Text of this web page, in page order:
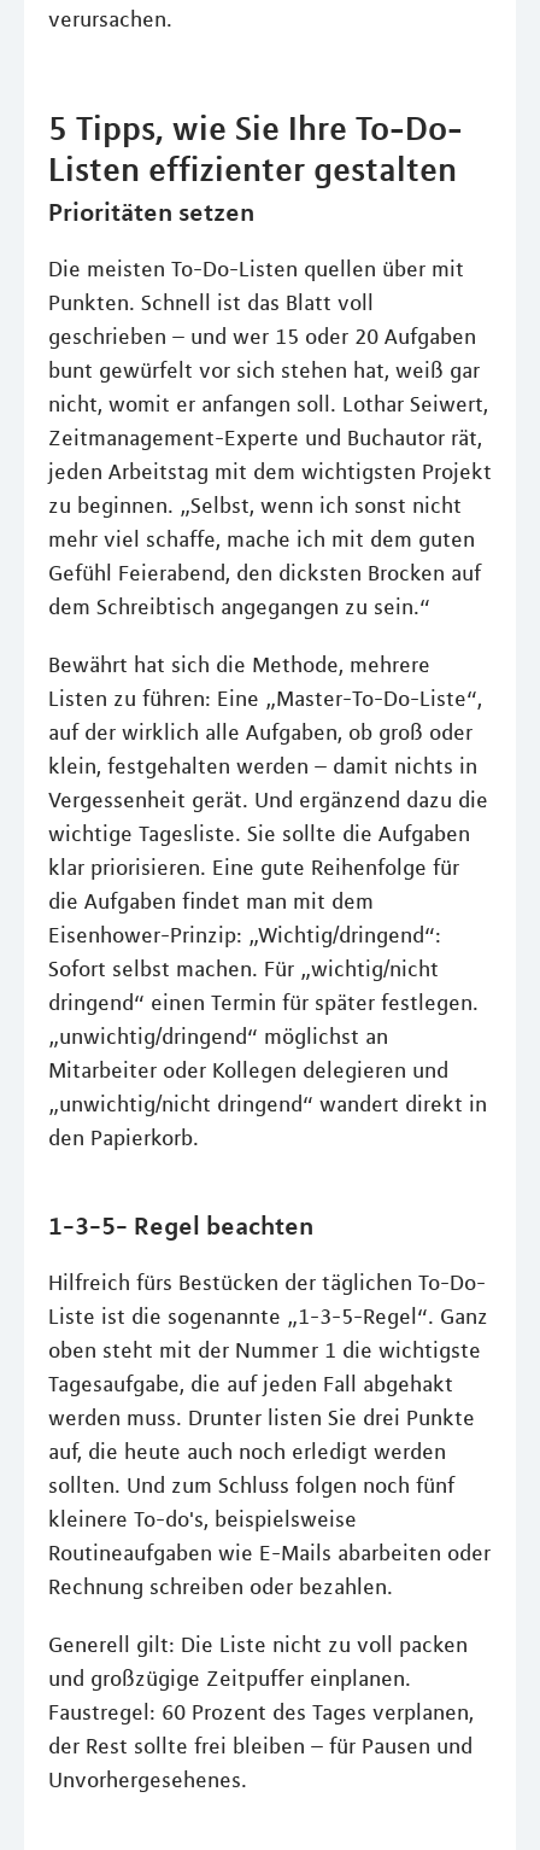
verursachen.
5 Tipps, wie Sie Ihre To-Do-
Listen effizienter gestalten
Prioritäten setzen
Die meisten To-Do-Listen quellen über mit
Punkten. Schnell ist das Blatt voll
geschrieben – und wer 15 oder 20 Aufgaben
bunt gewürfelt vor sich stehen hat, weiß gar
nicht, womit er anfangen soll. Lothar Seiwert,
Zeitmanagement-Experte und Buchautor rät,
jeden Arbeitstag mit dem wichtigsten Projekt
zu beginnen. „Selbst, wenn ich sonst nicht
mehr viel schaffe, mache ich mit dem guten
Gefühl Feierabend, den dicksten Brocken auf
dem Schreibtisch angegangen zu sein.“
Bewährt hat sich die Methode, mehrere
Listen zu führen: Eine „Master-To-Do-Liste“,
auf der wirklich alle Aufgaben, ob groß oder
klein, festgehalten werden – damit nichts in
Vergessenheit gerät. Und ergänzend dazu die
wichtige Tagesliste. Sie sollte die Aufgaben
klar priorisieren. Eine gute Reihenfolge für
die Aufgaben findet man mit dem
Eisenhower-Prinzip: „Wichtig/dringend“:
Sofort selbst machen. Für „wichtig/nicht
dringend“ einen Termin für später festlegen.
„unwichtig/dringend“ möglichst an
Mitarbeiter oder Kollegen delegieren und
„unwichtig/nicht dringend“ wandert direkt in
den Papierkorb.
1-3-5- Regel beachten
Hilfreich fürs Bestücken der täglichen To-Do-
Liste ist die sogenannte „1-3-5-Regel“. Ganz
oben steht mit der Nummer 1 die wichtigste
Tagesaufgabe, die auf jeden Fall abgehakt
werden muss. Drunter listen Sie drei Punkte
auf, die heute auch noch erledigt werden
sollten. Und zum Schluss folgen noch fünf
kleinere To-do's, beispielsweise
Routineaufgaben wie E-Mails abarbeiten oder
Rechnung schreiben oder bezahlen.
Generell gilt: Die Liste nicht zu voll packen
und großzügige Zeitpuffer einplanen.
Faustregel: 60 Prozent des Tages verplanen,
der Rest sollte frei bleiben – für Pausen und
Unvorhergesehenes.